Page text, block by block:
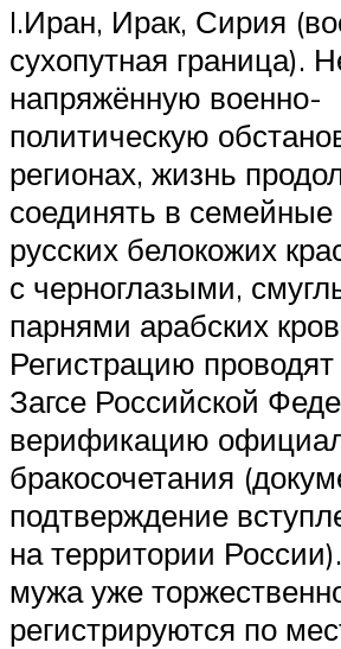
I.Иран, Ирак, Сирия
сухопутная граница).
напряжённую военно-
политическую
регионах, жизнь
соединять в
русских белокожих
с черноглазыми,
парнями арабских
Регистрацию
Загсе Российской
верификацию
бракосочетания
подтверждение
на территории
мужа уже
регистрируются по